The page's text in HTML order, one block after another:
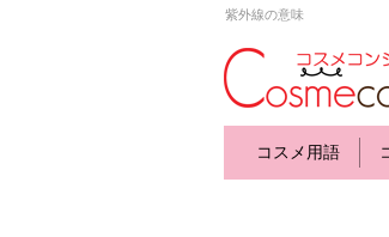
紫外線の意味
コスメ用語